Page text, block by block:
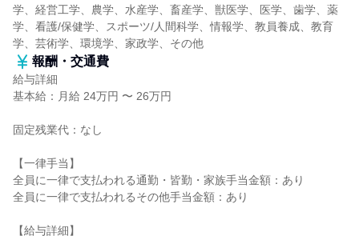
学、経営工学、農学、水産学、畜産学、獣医学、医学、歯学、薬
学、看護/保健学、スポーツ/人間科学、情報学、教員養成、教育
学、芸術学、環境学、家政学、その他
報酬・交通費
給与詳細
基本給：月給 24万円 〜 26万円
固定残業代：なし
【一律手当】
全員に一律で支払われる通勤・皆勤・家族手当金額：あり
全員に一律で支払われるその他手当金額：あり
【給与詳細】